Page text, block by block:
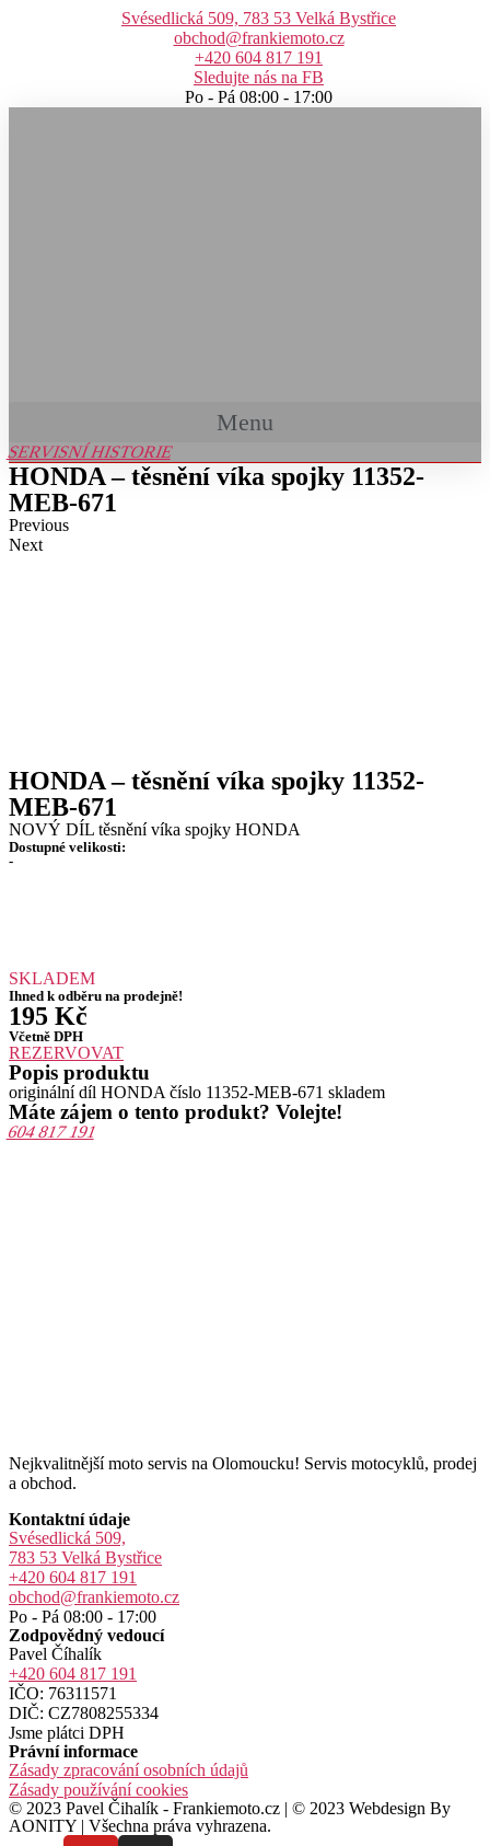
Svésedlická 509, 783 53 Velká Bystřice
obchod@frankiemoto.cz
+420 604 817 191
Sledujte nás na FB
Po - Pá 08:00 - 17:00
Menu
SERVISNÍ HISTORIE
HONDA – těsnění víka spojky 11352-
MEB-671
Previous
Next
HONDA – těsnění víka spojky 11352-
MEB-671
NOVÝ DÍL těsnění víka spojky HONDA
Dostupné velikosti:
-
SKLADEM
Ihned k odběru na prodejně!
195 Kč
Včetně DPH
REZERVOVAT
Popis produktu
originální díl HONDA číslo 11352-MEB-671 skladem
Máte zájem o tento produkt? Volejte!
604 817 191
Nejkvalitnější moto servis na Olomoucku! Servis motocyklů, prodej
a obchod.
Kontaktní údaje
Svésedlická 509,
783 53 Velká Bystřice
+420 604 817 191
obchod@frankiemoto.cz
Po - Pá 08:00 - 17:00
Zodpovědný vedoucí
Pavel Číhalík
+420 604 817 191
IČO: 76311571
DIČ: CZ7808255334
Jsme plátci DPH
Právní informace
Zásady zpracování osobních údajů
Zásady používání cookies
© 2023 Pavel Čihalík - Frankiemoto.cz | © 2023 Webdesign By
AONITY | Všechna práva vyhrazena.